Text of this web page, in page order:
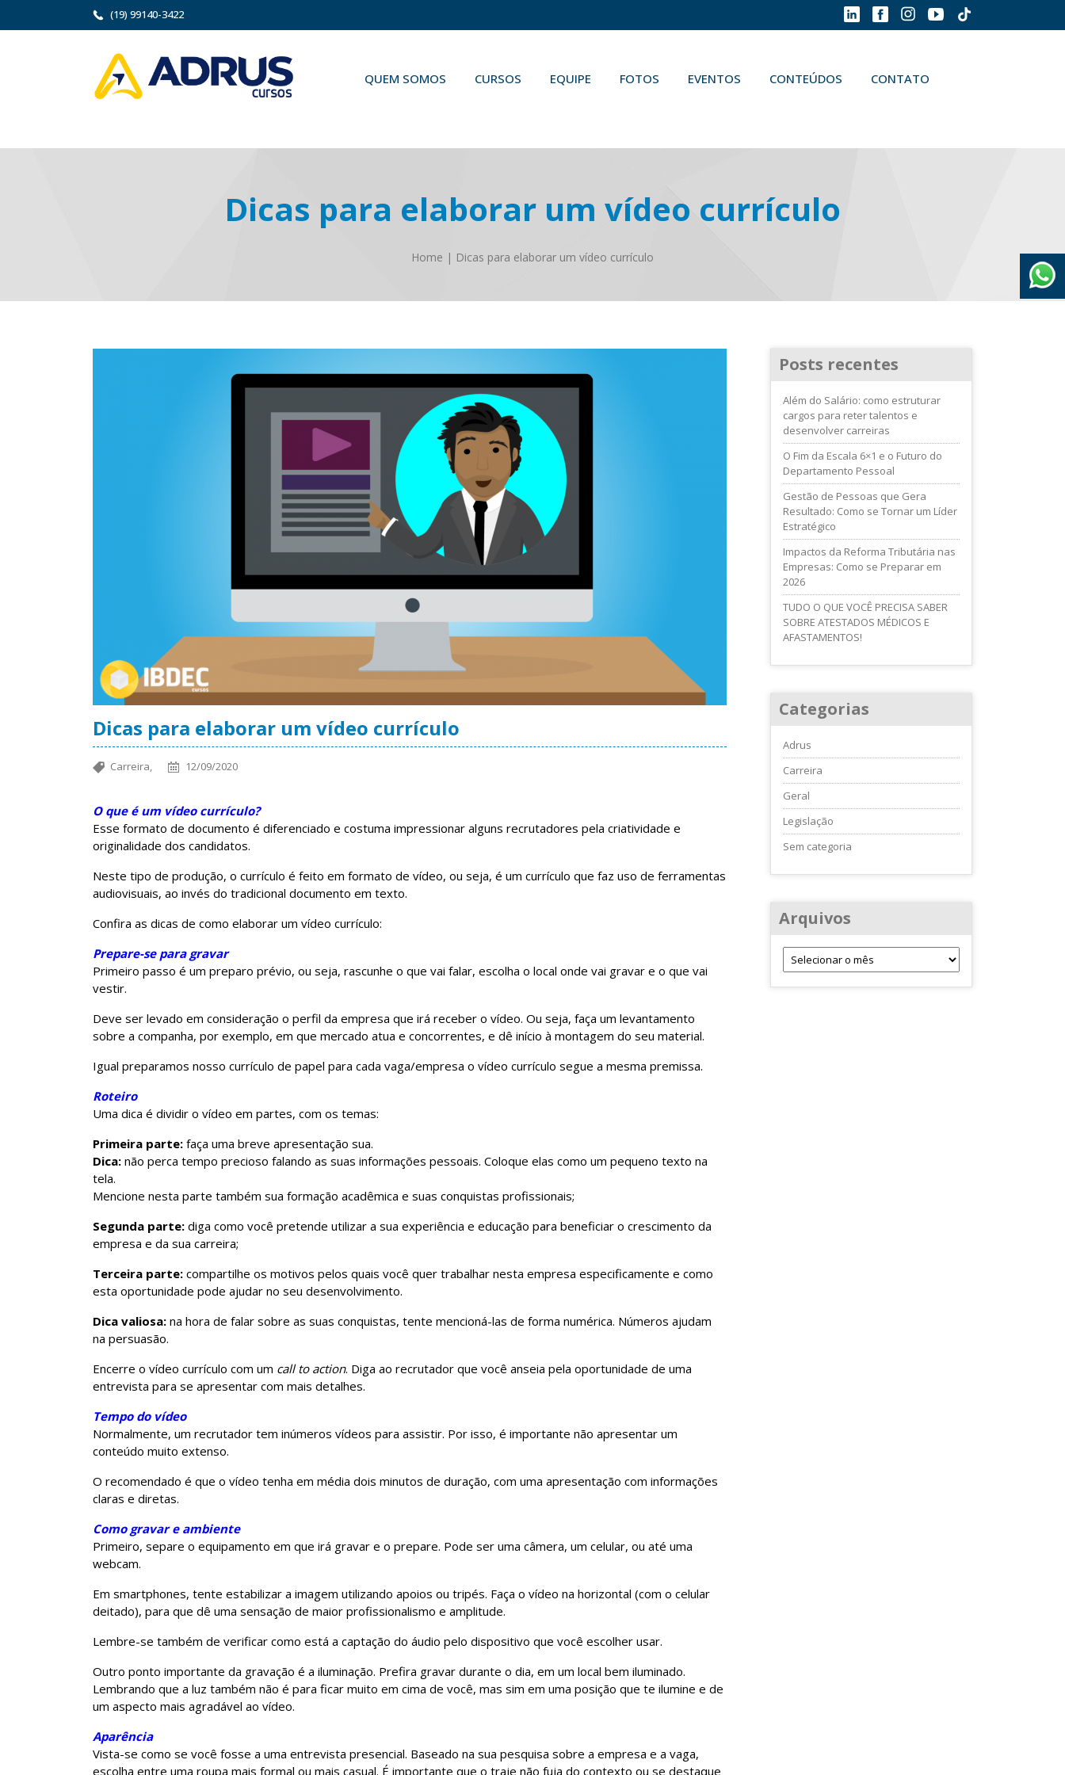
(19) 99140-3422
QUEM SOMOS CURSOS EQUIPE FOTOS EVENTOS CONTEÚDOS CONTATO
Dicas para elaborar um vídeo currículo
Home | Dicas para elaborar um vídeo currículo
Dicas para elaborar um vídeo currículo
Carreira, 12/09/2020
O que é um vídeo currículo?
Esse formato de documento é diferenciado e costuma impressionar alguns recrutadores pela criatividade e
originalidade dos candidatos.
Neste tipo de produção, o currículo é feito em formato de vídeo, ou seja, é um currículo que faz uso de ferramentas
audiovisuais, ao invés do tradicional documento em texto.
Confira as dicas de como elaborar um vídeo currículo:
Prepare-se para gravar
Primeiro passo é um preparo prévio, ou seja, rascunhe o que vai falar, escolha o local onde vai gravar e o que vai
vestir.
Deve ser levado em consideração o perfil da empresa que irá receber o vídeo. Ou seja, faça um levantamento
sobre a companha, por exemplo, em que mercado atua e concorrentes, e dê início à montagem do seu material.
Igual preparamos nosso currículo de papel para cada vaga/empresa o vídeo currículo segue a mesma premissa.
Roteiro
Uma dica é dividir o vídeo em partes, com os temas:
Primeira parte: faça uma breve apresentação sua.
Dica: não perca tempo precioso falando as suas informações pessoais. Coloque elas como um pequeno texto na
tela.
Mencione nesta parte também sua formação acadêmica e suas conquistas profissionais;
Segunda parte: diga como você pretende utilizar a sua experiência e educação para beneficiar o crescimento da
empresa e da sua carreira;
Terceira parte: compartilhe os motivos pelos quais você quer trabalhar nesta empresa especificamente e como
esta oportunidade pode ajudar no seu desenvolvimento.
Dica valiosa: na hora de falar sobre as suas conquistas, tente mencioná-las de forma numérica. Números ajudam
na persuasão.
Encerre o vídeo currículo com um call to action. Diga ao recrutador que você anseia pela oportunidade de uma
entrevista para se apresentar com mais detalhes.
Tempo do vídeo
Normalmente, um recrutador tem inúmeros vídeos para assistir. Por isso, é importante não apresentar um
conteúdo muito extenso.
O recomendado é que o vídeo tenha em média dois minutos de duração, com uma apresentação com informações
claras e diretas.
Como gravar e ambiente
Primeiro, separe o equipamento em que irá gravar e o prepare. Pode ser uma câmera, um celular, ou até uma
webcam.
Em smartphones, tente estabilizar a imagem utilizando apoios ou tripés. Faça o vídeo na horizontal (com o celular
deitado), para que dê uma sensação de maior profissionalismo e amplitude.
Lembre-se também de verificar como está a captação do áudio pelo dispositivo que você escolher usar.
Outro ponto importante da gravação é a iluminação. Prefira gravar durante o dia, em um local bem iluminado.
Lembrando que a luz também não é para ficar muito em cima de você, mas sim em uma posição que te ilumine e de
um aspecto mais agradável ao vídeo.
Aparência
Vista-se como se você fosse a uma entrevista presencial. Baseado na sua pesquisa sobre a empresa e a vaga,
escolha entre uma roupa mais formal ou mais casual. É importante que o traje não fuja do contexto ou se destaque
Posts recentes
Além do Salário: como estruturar
cargos para reter talentos e
desenvolver carreiras
O Fim da Escala 6×1 e o Futuro do
Departamento Pessoal
Gestão de Pessoas que Gera
Resultado: Como se Tornar um Líder
Estratégico
Impactos da Reforma Tributária nas
Empresas: Como se Preparar em
2026
TUDO O QUE VOCÊ PRECISA SABER
SOBRE ATESTADOS MÉDICOS E
AFASTAMENTOS!
Categorias
Adrus
Carreira
Geral
Legislação
Sem categoria
Arquivos